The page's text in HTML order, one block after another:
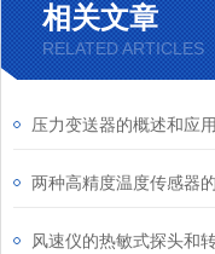
相关文章
RELATED ARTICLES
压力变送器的概述和应用
两种高精度温度传感器
风速仪的热敏式探头和